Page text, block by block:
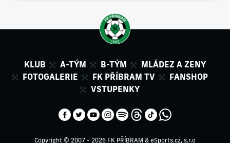
KLUB A-TÝM B-TÝM
MLÁDEZ A ZENY
FOTOGALERIE
FK PŘÍBRAM TV
FANSHOP
VSTUPENKY
Copyright © 2007 - 2026 FK PŘÍBRAM & eSports.cz, s.r.o